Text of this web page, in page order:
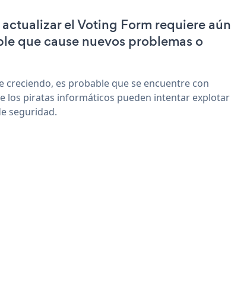
el Voting Form requiere aún
que cause nuevos problemas o
creciendo, es probable que se encuentre con
los piratas informáticos pueden intentar explotar
seguridad.